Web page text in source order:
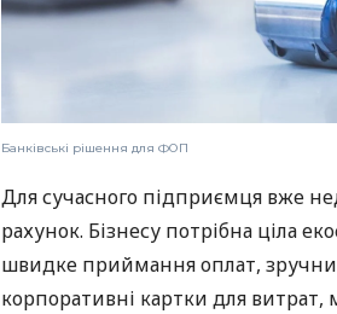
Банківські рішення для ФОП
Для сучасного підприємця вже
рахунок. Бізнесу потрібна ціла
швидке приймання оплат,
корпоративні картки для витрат,